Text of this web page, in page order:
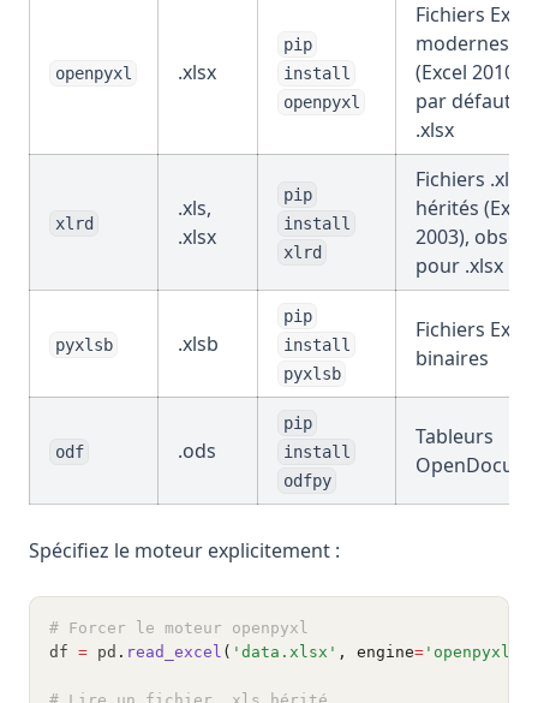
openpyxl .xlsx
pip
install
openpyxl
Fichiers Excel
modernes
(Excel 2010+),
par défaut
.xlsx
xlrd
.xls,
.xlsx
pip
install
xlrd
Fichiers .xls
hérités (Excel
2003),
pour .xlsx
pyxlsb .xlsb
pip
install
pyxlsb
Fichiers Excel
binaires
odf .ods
pip
install
odfpy
Tableurs
Spécifiez le moteur explicitement :
# Forcer le moteur openpyxl
df = pd . read_excel ( 'data.xlsx' , engine= 'openpyxl'